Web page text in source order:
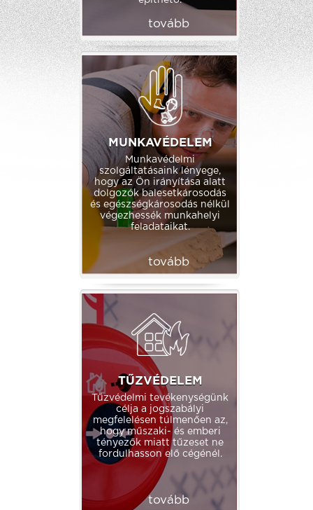
tovább
MUNKAVÉDELEM
Munkavédelmi
szolgáltatásaink lényege,
hogy az Ön irányítása alatt
dolgozók balesetkárosodás
és egészségkárosodás nélkül
végezhessék munkahelyi
feladataikat.
tovább
TŰZVÉDELEM
Tűzvédelmi tevékenységünk
célja a jogszabályi
megfelelésen túlmenően az,
hogy műszaki- és emberi
tényezők miatt tűzeset ne
fordulhasson elő cégénél.
tovább